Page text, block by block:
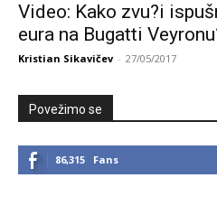
Video: Kako zvu?i
eura na Bugatti
Kristian Sikavičev - 27/05/2017
Povežimo se
86,315 Fans